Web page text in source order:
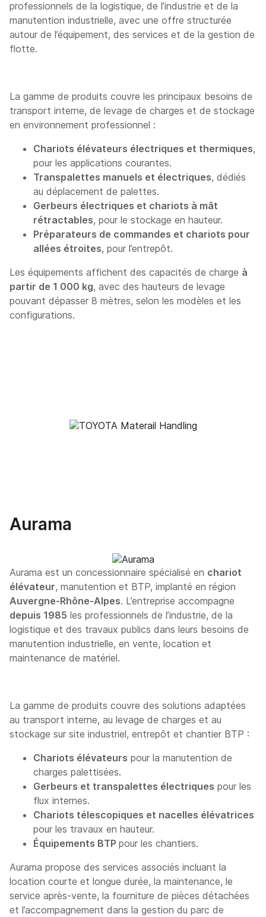
professionnels de la logistique, de l’industrie et de la
manutention industrielle, avec une offre structurée
autour de l’équipement, des services et de la gestion de
flotte.
La gamme de produits couvre les principaux besoins de
transport interne, de levage de charges et de stockage
en environnement professionnel :
Chariots élévateurs électriques et thermiques,
pour les applications courantes.
Transpalettes manuels et électriques, dédiés
au déplacement de palettes.
Gerbeurs électriques et chariots à mât
rétractables, pour le stockage en hauteur.
Préparateurs de commandes et chariots pour
allées étroites, pour l’entrepôt.
Les équipements affichent des capacités de charge à
partir de 1 000 kg, avec des hauteurs de levage
pouvant dépasser 8 mètres, selon les modèles et les
configurations.
Aurama
Aurama est un concessionnaire spécialisé en chariot
élévateur, manutention et BTP, implanté en région
Auvergne-Rhône-Alpes. L’entreprise accompagne
depuis 1985 les professionnels de l’industrie, de la
logistique et des travaux publics dans leurs besoins de
manutention industrielle, en vente, location et
maintenance de matériel.
La gamme de produits couvre des solutions adaptées
au transport interne, au levage de charges et au
stockage sur site industriel, entrepôt et chantier BTP :
Chariots élévateurs pour la manutention de
charges palettisées.
Gerbeurs et transpalettes électriques pour les
flux internes.
Chariots télescopiques et nacelles élévatrices
pour les travaux en hauteur.
Équipements BTP pour les chantiers.
Aurama propose des services associés incluant la
location courte et longue durée, la maintenance, le
service après-vente, la fourniture de pièces détachées
et l’accompagnement dans la gestion du parc de